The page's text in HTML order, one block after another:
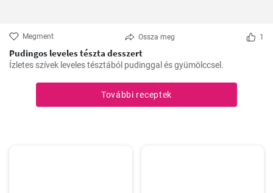
Megment Ossza meg 1
Pudingos leveles tészta desszert
Ízletes szívek leveles tésztából pudinggal és gyümölccsel.
További receptek